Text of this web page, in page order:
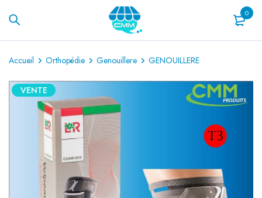
0
Accueil Orthopédie Genouillere GENOUILLERE
VENTE